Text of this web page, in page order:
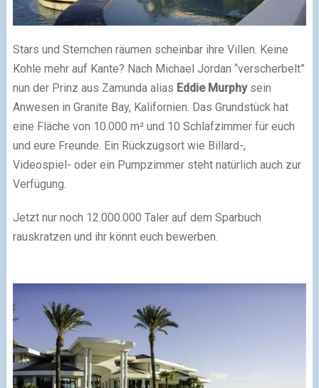
Stars und Sternchen räumen scheinbar ihre Villen. Keine
Kohle mehr auf Kante? Nach Michael Jordan “verscherbelt”
nun der Prinz aus Zamunda alias Eddie Murphysein
Anwesen in Granite Bay, Kalifornien. Das Grundstück hat
eine Fläche von 10.000 m² und 10 Schlafzimmer für euch
und eure Freunde. Ein Rückzugsort wie Billard-,
Videospiel- oder ein Pumpzimmer steht natürlich auch zur
Verfügung.
Jetzt nur noch 12.000.000 Taler auf dem Sparbuch
rauskratzen und ihr könnt euch bewerben.